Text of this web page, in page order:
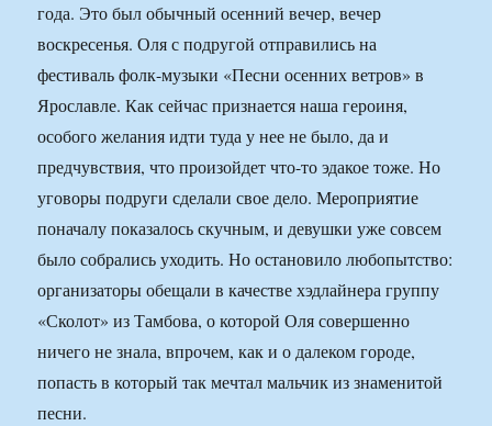
года. Это был обычный осенний вечер, вечер
воскресенья. Оля с подругой отправились на
фестиваль фолк-музыки «Песни осенних ветров» в
Ярославле. Как сейчас признается наша героиня,
особого желания идти туда у нее не было, да и
предчувствия, что произойдет что-то эдакое тоже. Но
уговоры подруги сделали свое дело. Мероприятие
поначалу показалось скучным, и девушки уже совсем
было собрались уходить. Но остановило любопытство:
организаторы обещали в качестве хэдлайнера группу
«Сколот» из Тамбова, о которой Оля совершенно
ничего не знала, впрочем, как и о далеком городе,
попасть в который так мечтал мальчик из знаменитой
песни.